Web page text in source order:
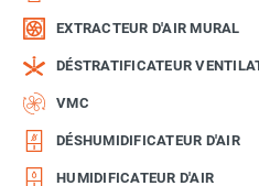
EXTRACTEUR D'AIR MURAL
DÉSTRATIFICATEUR
VMC
DÉSHUMIDIFICATEUR D'AIR
HUMIDIFICATEUR D'AIR